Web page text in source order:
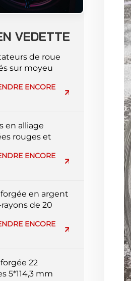
VEDETTE
de roue
sur moyeu
ENCORE
en alliage
rouges et
de 20
5*139 mm
ENCORE
en argent
de 20
ENCORE
22
5*114,3 mm